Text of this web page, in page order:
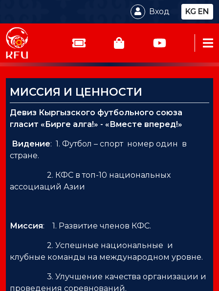
Вход KG EN
МИССИЯ И ЦЕННОСТИ
Девиз Кыргызского футбольного союза
гласит «Бирге алга!» - «Вместе вперед!»
Видение: 1. Футбол – спорт номер один в
стране.
2. КФС в топ-10 национальных
ассоциаций Азии
Миссия: 1. Развитие членов КФС.
2. Успешные национальные и
клубные команды на международном уровне.
3. Улучшение качества организации и
проведения соревнований.